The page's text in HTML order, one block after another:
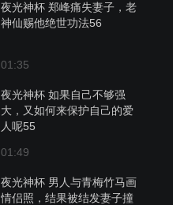
夜光神杯 郑峰痛失妻子，老
神仙赐他绝世功法56
01:35
夜光神杯 如果自己不够强
大，又如何来保护自己的爱
人呢55
01:49
夜光神杯 男人与青梅竹马画
情侣照，结果被结发妻子撞